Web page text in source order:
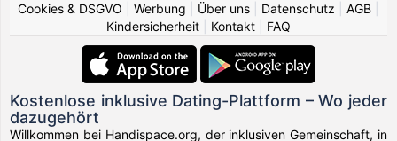
Cookies & DSGVO
Werbung Über uns Datenschutz AGB
Kindersicherheit
Kontakt FAQ
Kostenlose inklusive Dating-Plattform – Wo jeder
dazugehört
Willkommen bei Handispace.org, der inklusiven Gemeinschaft, in